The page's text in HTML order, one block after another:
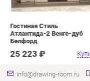
info@drawing-room.ru
КАТАЛОГ
Коллекции
Комоды
О